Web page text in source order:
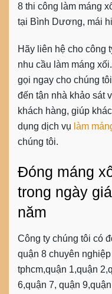
8 thi công làm máng
tại Bình Dương, mái
Hãy liên hệ cho công
nhu cầu làm máng
gọi ngay cho chúng tôi
đến tận nhà khảo sát
khách hàng, giúp
dụng dịch vụ làm
chúng tôi.
Đóng máng
trong ngày
năm
Công ty chúng tôi có
quận 8 chuyên
tphcm,quận 1,quận
6,quận 7, quận